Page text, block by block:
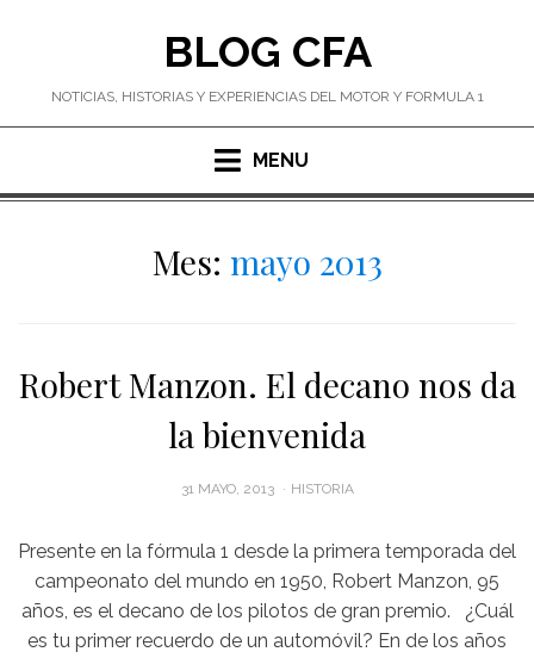
BLOG CFA
NOTICIAS, HISTORIAS Y EXPERIENCIAS DEL MOTOR Y FORMULA 1
MENU
Mes: mayo 2013
Robert Manzon. El decano nos da
la bienvenida
POSTED
31 MAYO, 2013 HISTORIA
Presente en la fórmula 1 desde la primera temporada del
campeonato del mundo en 1950, Robert Manzon, 95
años, es el decano de los pilotos de gran premio. ¿Cuál
es tu primer recuerdo de un automóvil? En de los años